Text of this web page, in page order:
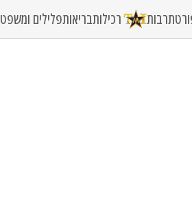
תרבות רכילותבריאותפלילים ומשפט